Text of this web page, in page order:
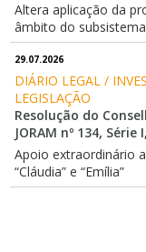
Altera aplicação da
âmbito do
29.07.2026
DIÁRIO LEGAL /
LEGISLAÇÃO
Resolução do
JORAM nº 134,
Apoio extraordinário
“Cláudia” e “Emília”